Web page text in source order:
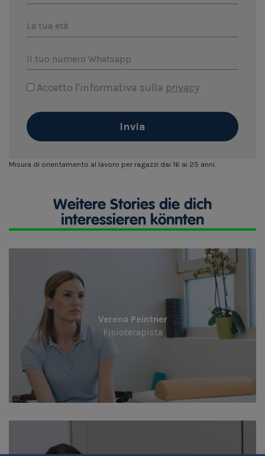
La tua età
Il tuo numero Whatsapp
Accetto l'informativa sulla privacy
Invia
Misura di orientamento al lavoro per ragazzi dai 16 ai 25 anni.
Weitere Stories die dich
interessieren könnten
Verena Peintner
Fisioterapista